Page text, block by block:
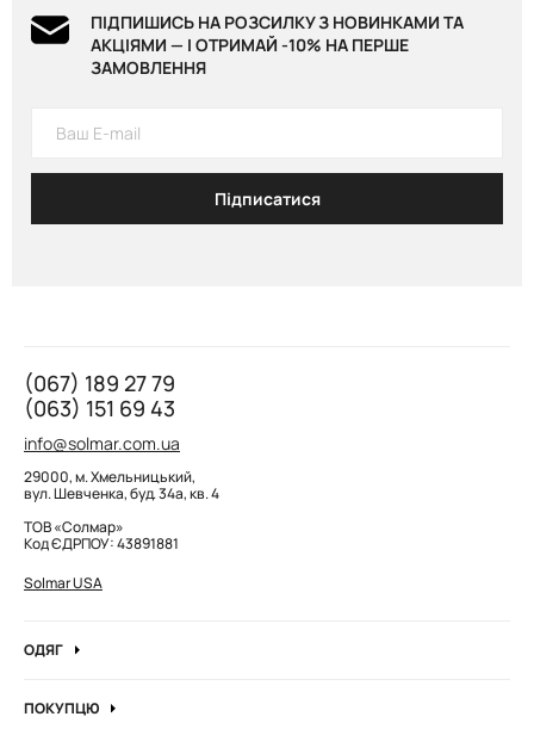
ПІДПИШИСЬ НА РОЗСИЛКУ З НОВИНКАМИ ТА
АКЦІЯМИ — І ОТРИМАЙ -10% НА ПЕРШЕ
ЗАМОВЛЕННЯ
Підписатися
(067) 189 27 79
(063) 151 69 43
info@solmar.com.ua
29000, м. Хмельницький,
вул. Шевченка, буд. 34а, кв. 4
ТОВ «Солмар»
Код ЄДРПОУ: 43891881
Solmar USA
ОДЯГ
Кофти та джемпера
ПОКУПЦЮ